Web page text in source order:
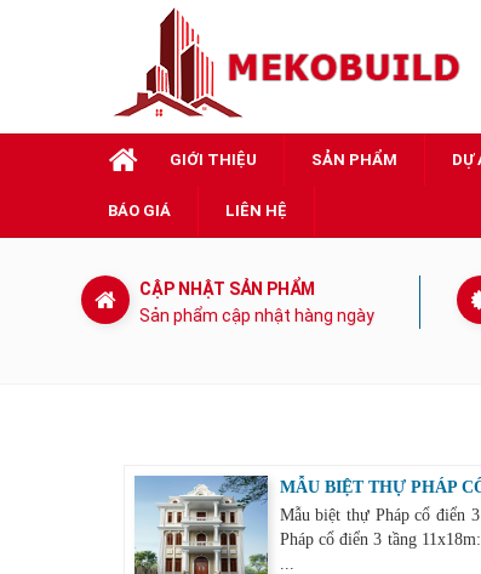
GIỚI THIỆU SẢN PHẨM DỰ
BÁO GIÁ LIÊN HỆ
CẬP NHẬT SẢN PHẨM
Sản phẩm cập nhật hàng ngày
MẪU BIỆT THỰ PHÁP
Mẫu biệt thự Pháp cổ điển
Pháp cổ điển 3 tầng
...